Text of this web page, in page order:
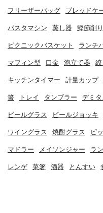
フリーザーバッグ ブレッドケ
パスタマシン 蒸し器 鰹節削
ピクニックバスケット ランチ
マフィン型 口金 泡立て器
キッチンタイマー 計量カップ
箸 トレイ タンブラー デミ
ビールグラス ビールジョッキ
ワイングラス 焼酎グラス ピ
マドラー メイソンジャー ラ
レンゲ 菜箸 酒器 とんすい